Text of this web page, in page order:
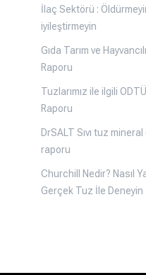
İlaç Sektörü :
iyileştirmeyin
Gıda Tarım ve
Raporu
Tuzlarımız ile ilgili
Raporu
DrSALT Sıvı tuz
raporu
Churchill Nedir? Nasıl
Gerçek Tuz İle Deneyin